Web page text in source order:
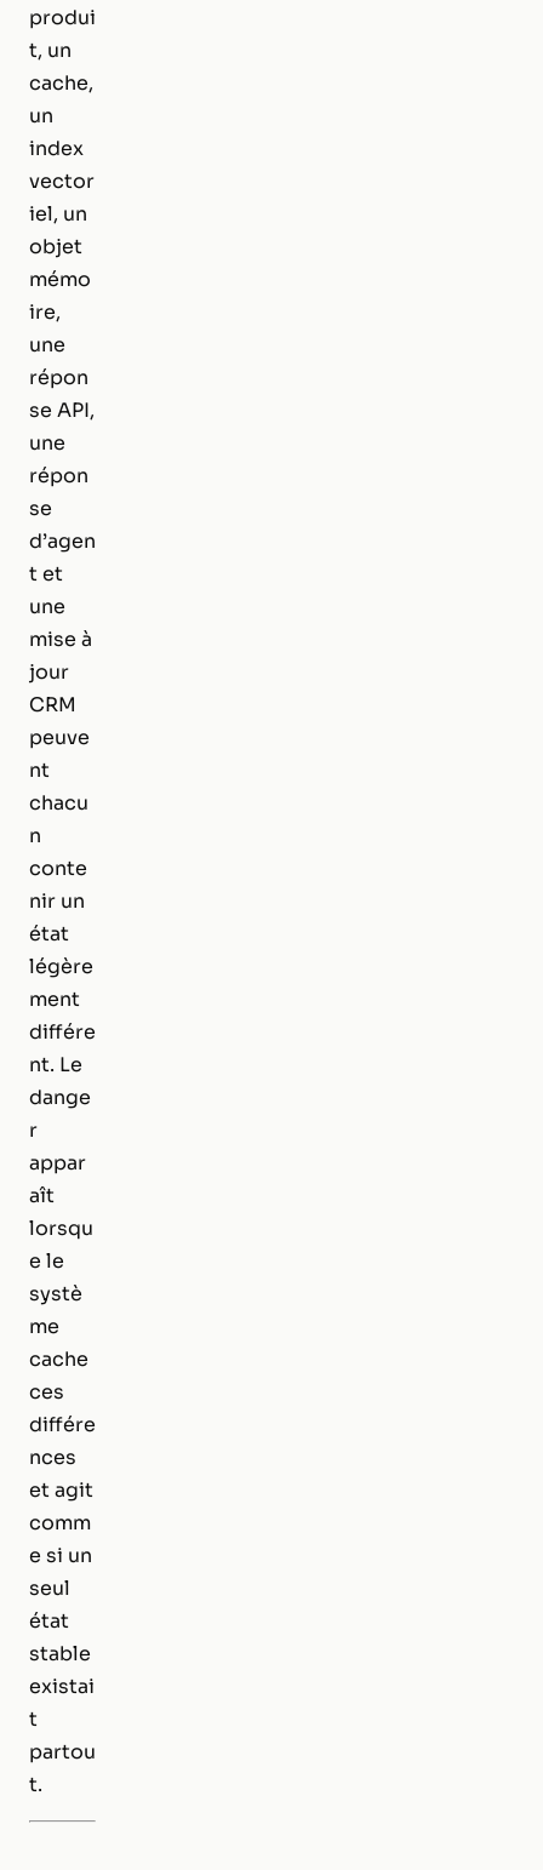
produi
t, un
cache,
un
index
vector
iel, un
objet
mémo
ire,
une
répon
se API,
une
répon
se
d’agen
t et
une
mise à
jour
CRM
peuve
nt
chacu
n
conte
nir un
état
légère
ment
différe
nt. Le
dange
r
appar
aît
lorsqu
e le
systè
me
cache
ces
différe
nces
et agit
comm
e si un
seul
état
stable
existai
t
partou
t.